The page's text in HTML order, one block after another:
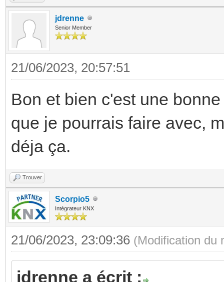
jdrenne
Senior Member
21/06/2023, 20:57:51
Bon et bien c'est une
que je pourrais faire avec,
déja ça.
Trouver
Scorpio5
Intégrateur KNX
21/06/2023, 23:09:36 (Modification du
jdrenne a écrit :